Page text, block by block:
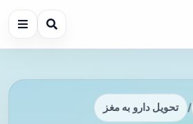
/ تحویل دارو به مغز